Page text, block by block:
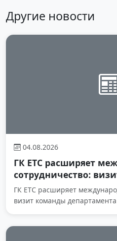
Другие новости
04.08.2026
ГК ЕТС расширяет
сотрудничество:
ГК ЕТС расширяет
визит команды